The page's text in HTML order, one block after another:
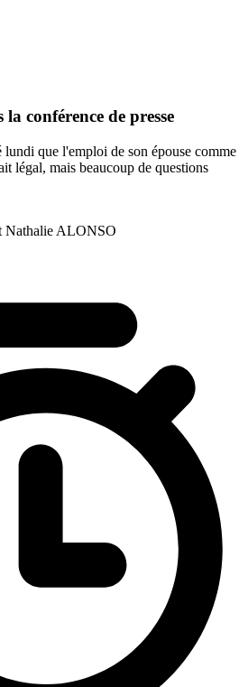
conférence de presse
que l'emploi de son épouse comme
légal, mais beaucoup de questions
Nathalie ALONSO